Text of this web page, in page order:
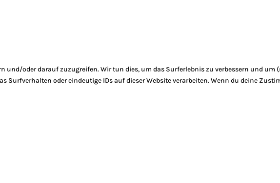
und/oder darauf zuzugreifen. Wir tun dies, um das Surferlebnis zu verbessern und
Surfverhalten oder eindeutige IDs auf dieser Website verarbeiten. Wenn du deine